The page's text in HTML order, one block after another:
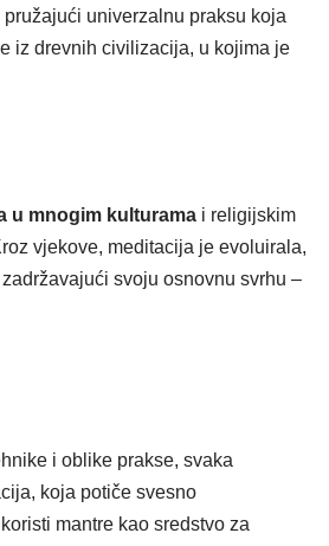
univerzalnu praksu koja
iz drevnih civilizacija, u kojima je
u mnogim kulturamai religijskim
vjekove, meditacija je evoluirala,
svoju osnovnu svrhu –
i oblike prakse, svaka
koja potiče svesno
mantre kao sredstvo za